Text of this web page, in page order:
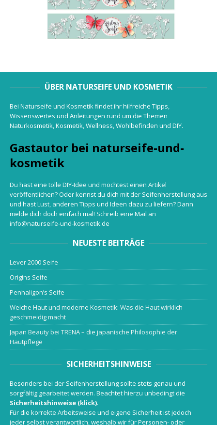
ÜBER NATURSEIFE UND KOSMETIK
Bei Naturseife und Kosmetik findet ihr hilfreiche Tipps,
Wissenswertes und Anleitungen rund um die Themen
Naturkosmetik, Kosmetik, Wellness, Wohlbefinden und DIY.
Gastautor bei naturseife-und-
kosmetik
Du hast eine tolle DIY-Idee und möchtest einen Artikel
veröffentlichen? Oder kennst du dich mit der Seifenherstellung aus
und hast Lust, anderen Tipps und Ideen dazu zu liefern? Dann
melde dich doch einfach mal! Schreib eine Mail an
info@naturseife-und-kosmetik.de
NEUESTE BEITRÄGE
Lever 2000 Seife
Origins Seife
Penhaligon’s Seife
Weiche Haut und moderne Kosmetik: Was die Haut wirklich
geschmeidig macht
Japan Beauty bei TRENA – die japanische Philosophie der
Hautpflege
SICHERHEITSHINWEISE
Besonders bei der Seifenherstellung sollte stets genau und
sorgfältig gearbeitet werden. Beachtet hierzu unbedingt die
Sicherheitshinweise (klick).
Für die korrekte Arbeitsweise und eigene Sicherheit ist jedoch
jeder selbst verantwortlich, weshalb wir für Personen- oder